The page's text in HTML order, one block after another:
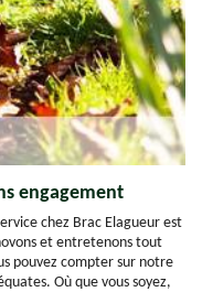
engagement
chez Brac Elagueur est
et entretenons tout
pouvez compter sur notre
Où que vous soyez,